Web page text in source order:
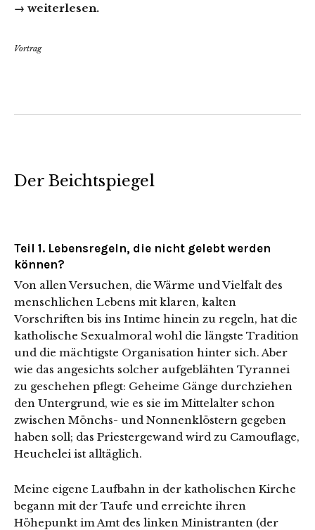
→ weiterlesen.
Vortrag
Der Beichtspiegel
Teil 1. Lebensregeln, die nicht gelebt werden
können?
Von allen Versuchen, die Wärme und Vielfalt des
menschlichen Lebens mit klaren, kalten
Vorschriften bis ins Intime hinein zu regeln, hat die
katholische Sexualmoral wohl die längste Tradition
und die mächtigste Organisation hinter sich. Aber
wie das angesichts solcher aufgeblähten Tyrannei
zu geschehen pflegt: Geheime Gänge durchziehen
den Untergrund, wie es sie im Mittelalter schon
zwischen Mönchs- und Nonnenklöstern gegeben
haben soll; das Priestergewand wird zu Camouflage,
Heuchelei ist alltäglich.
Meine eigene Laufbahn in der katholischen Kirche
begann mit der Taufe und erreichte ihren
Höhepunkt im Amt des linken Ministranten (der